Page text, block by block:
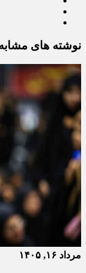
نوشته های
مرداد ۱۶, ۱۴۰۵